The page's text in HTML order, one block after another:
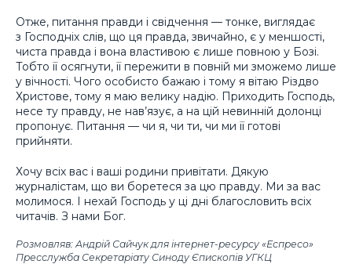
Отже, питання правди і свідчення — тонке, виглядає
з Господніх слів, що ця правда, звичайно, є у меншості,
чиста правда і вона властивою є лише повною у Бозі.
Тобто її осягнути, її пережити в повній ми зможемо лише
у вічності. Чого особисто бажаю і тому я вітаю Різдво
Христове, тому я маю велику надію. Приходить Господь,
несе ту правду, не нав’язує, а на цій невинній долонці
пропонує. Питання — чи я, чи ти, чи ми її готові
прийняти.
Хочу всіх вас і ваші родини привітати. Дякую
журналістам, що ви боретеся за цю правду. Ми за вас
молимося. І нехай Господь у ці дні благословить всіх
читачів. З нами Бог.
Розмовляв: Андрій Сайчук для інтернет-ресурсу «Еспресо»
Пресслужба Секретаріату Синоду Єпископів УГКЦ